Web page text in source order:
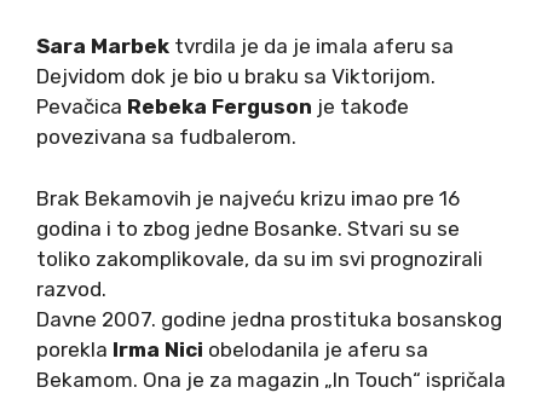
Sara Marbek tvrdila je da je imala aferu sa
Dejvidom dok je bio u braku sa Viktorijom.
Pevačica Rebeka Ferguson je takođe
povezivana sa fudbalerom.
Brak Bekamovih je najveću krizu imao pre 16
godina i to zbog jedne Bosanke. Stvari su se
toliko zakomplikovale, da su im svi prognozirali
razvod.
Davne 2007. godine jedna prostituka bosanskog
porekla Irma Nici obelodanila je aferu sa
Bekamom. Ona je za magazin „In Touch“ ispričala